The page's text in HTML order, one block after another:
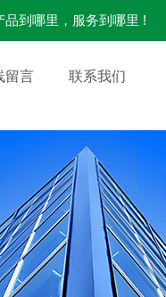
品到哪里，服务到哪里 !
留言 联系我们